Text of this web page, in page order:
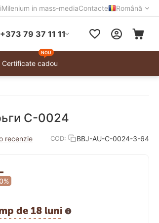
Milenium in mass-mediaContacte Română
+373 79 37 11 11
Certificate cadou
NOU
C-0024
recenzie COD: BBJ-AU-C-0024-3-64
de 18 luni